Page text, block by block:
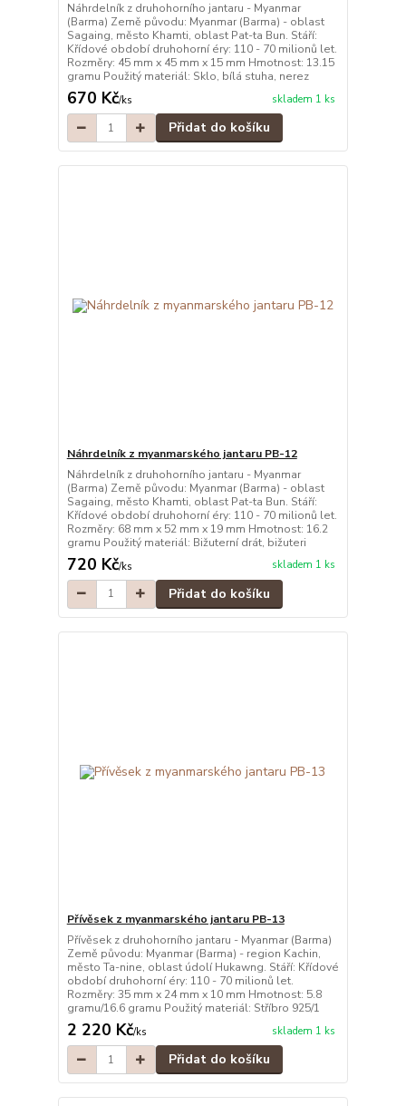
Náhrdelník z druhohorního jantaru - Myanmar
(Barma) Země původu: Myanmar (Barma) - oblast
Sagaing, město Khamti, oblast Pat-ta Bun. Stáří:
Křídové období druhohorní éry: 110 - 70 milionů let.
Rozměry: 45 mm x 45 mm x 15 mm Hmotnost: 13.15
gramu Použitý materiál: Sklo, bílá stuha, nerez
670 Kč/ks skladem 1 ks
Přidat do košíku
Náhrdelník z myanmarského jantaru PB-12
Náhrdelník z druhohorního jantaru - Myanmar
(Barma) Země původu: Myanmar (Barma) - oblast
Sagaing, město Khamti, oblast Pat-ta Bun. Stáří:
Křídové období druhohorní éry: 110 - 70 milionů let.
Rozměry: 68 mm x 52 mm x 19 mm Hmotnost: 16.2
gramu Použitý materiál: Bižuterní drát, bižuteri
720 Kč/ks skladem 1 ks
Přidat do košíku
Přívěsek z myanmarského jantaru PB-13
Přívěsek z druhohorního jantaru - Myanmar (Barma)
Země původu: Myanmar (Barma) - region Kachin,
město Ta-nine, oblast údolí Hukawng. Stáří: Křídové
období druhohorní éry: 110 - 70 milionů let.
Rozměry: 35 mm x 24 mm x 10 mm Hmotnost: 5.8
gramu/16.6 gramu Použitý materiál: Stříbro 925/1
2 220 Kč/ks skladem 1 ks
Přidat do košíku